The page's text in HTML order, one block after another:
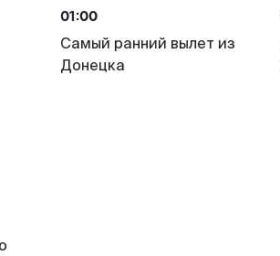
01:00
Самый ранний вылет из
Донецка